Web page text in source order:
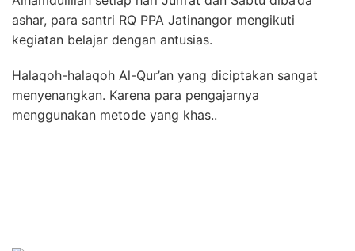
ashar, para santri RQ PPA Jatinangor mengikuti
kegiatan belajar dengan antusias.
Halaqoh-halaqoh Al-Qur’an yang diciptakan sangat
menyenangkan. Karena para pengajarnya
menggunakan metode yang khas..